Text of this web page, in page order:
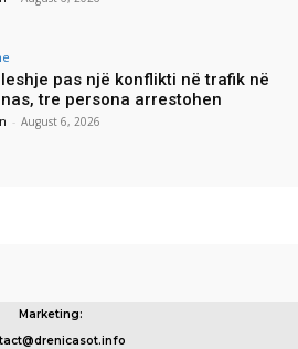
pas një konflikti në trafik në
tre persona arrestohen
- August 6, 2026
Marketing: